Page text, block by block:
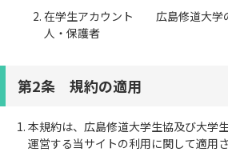
在学生アカウント 広島修道大学
人・保護者
第2条 規約の適用
本規約は、広島修道大学生協及び大学
運営する当サイトの利用に関して適用さ